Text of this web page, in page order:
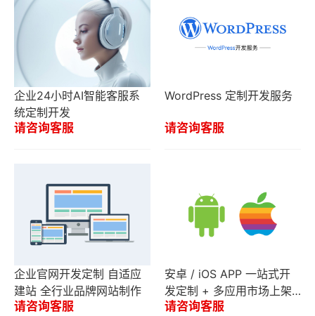
企业24小时AI智能客服系
统定制开发
请咨询客服
WordPress 定制开发服务
请咨询客服
企业官网开发定制 自适应
建站 全行业品牌网站制作
请咨询客服
安卓 / iOS APP 一站式开
发定制 + 多应用市场上架
服务
请咨询客服